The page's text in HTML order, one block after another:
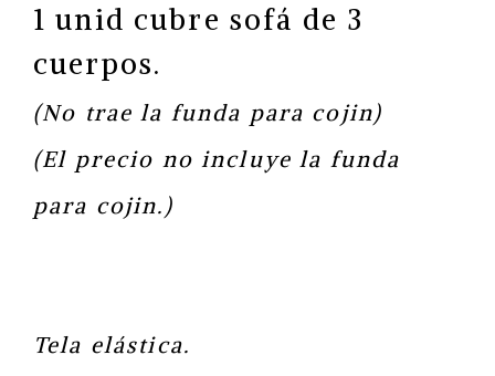
1 unid cubre sofá de 3
cuerpos.
(No trae la funda para cojin)
(El precio no incluye la funda
para cojin.)
Tela elástica.